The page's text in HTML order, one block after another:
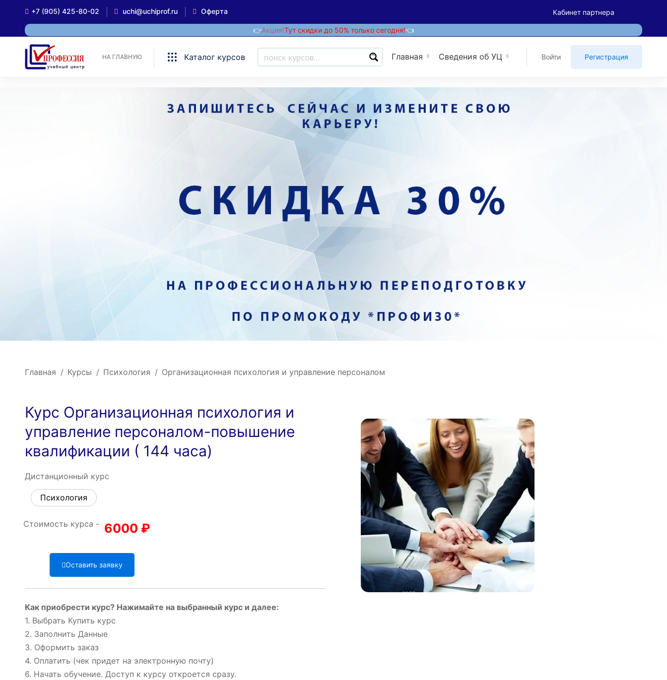
+7 (905) 425-80-02 uchi@uchiprof.ru Оферта Кабинет партнера
👉Акция!Тут скидки до 50% только сегодня!👈
НА ГЛАВНУЮ Каталог курсов Главная Сведения об УЦ Войти Регистрация
Главная Курсы Психология Организационная психология и управление персоналом
Курс Организационная психология и
управление персоналом-повышение
квалификации ( 144 часа)
Дистанционный курс
Психология
Стоимость курса - 6000 ₽
Оставить заявку
Как приобрести курс? Нажимайте на выбранный курс и далее:
1. Выбрать Купить курс
2. Заполнить Данные
3. Оформить заказ
4. Оплатить (чек придет на электронную почту)
6. Начать обучение. Доступ к курсу откроется сразу.